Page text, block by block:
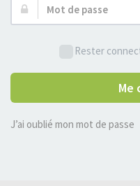
Mot
de
Rester
Me
J’ai oublié mon mot de passe